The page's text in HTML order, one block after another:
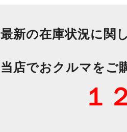
最新の在庫状況に関
当店でおクルマをご
１